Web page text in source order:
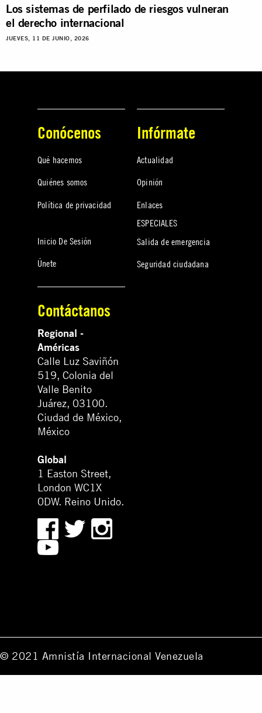
Los sistemas de perfilado de riesgos vulneran
el derecho internacional
JUEVES, 11 DE JUNIO, 2026
Conócenos
Qué hacemos
Quiénes somos
Política de privacidad
Inicio De Sesión
Únete
Infórmate
Actualidad
Opinión
Enlaces
ESPECIALES
Salida de emergencia
Seguridad ciudadana
Contáctanos
Regional -
Américas
Calle Luz Saviñón
519, Colonia del
Valle Benito
Juárez, 03100.
Ciudad de México,
México
Global
1 Easton Street,
London WC1X
0DW. Reino Unido.
© 2021 Amnistía Internacional Venezuela